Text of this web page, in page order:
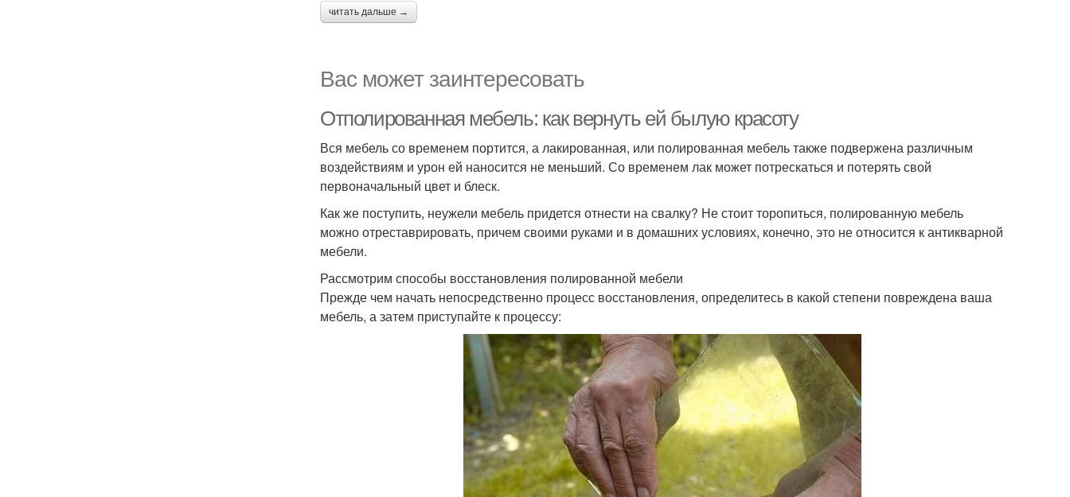
читать дальше →
Вас может заинтересовать
Отполированная мебель: как вернуть ей былую красоту
Вся мебель со временем портится, а лакированная, или полированная мебель также подвержена различным
воздействиям и урон ей наносится не меньший. Со временем лак может потрескаться и потерять свой
первоначальный цвет и блеск.
Как же поступить, неужели мебель придется отнести на свалку? Не стоит торопиться, полированную мебель
можно отреставрировать, причем своими руками и в домашних условиях, конечно, это не относится к антикварной
мебели.
Рассмотрим способы восстановления полированной мебели
Прежде чем начать непосредственно процесс восстановления, определитесь в какой степени повреждена ваша
мебель, а затем приступайте к процессу: